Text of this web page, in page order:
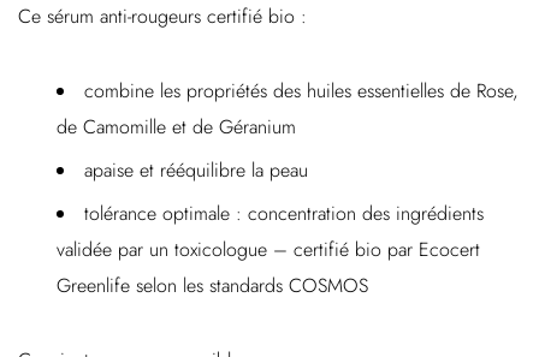
Ce sérum anti-rougeurs certifié bio :
combine les propriétés des huiles essentielles de Rose,
de Camomille et de Géranium
apaise et rééquilibre la peau
tolérance optimale : concentration des ingrédients
validée par un toxicologue – certifié bio par Ecocert
Greenlife selon les standards COSMOS